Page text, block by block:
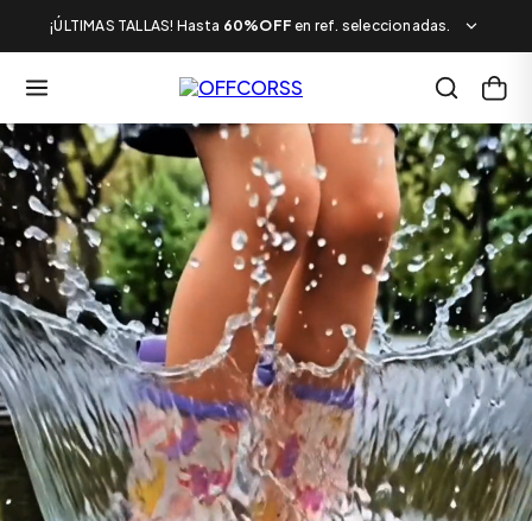
¡ÚLTIMAS TALLAS! Hasta 60%OFF en ref. seleccionadas.